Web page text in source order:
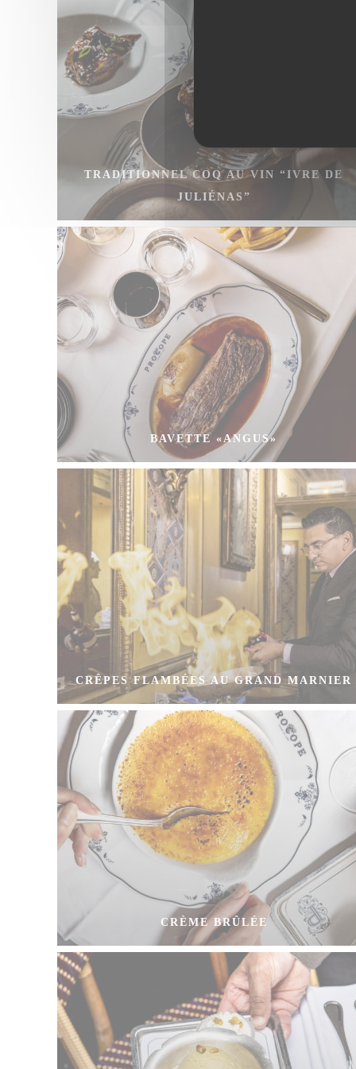
TRADITIONNEL COQ AU VIN “IVRE DE
JULIÉNAS”
BAVETTE «ANGUS»
CRÊPES FLAMBÉES AU GRAND MARNIER
CRÈME BRÛLÉE